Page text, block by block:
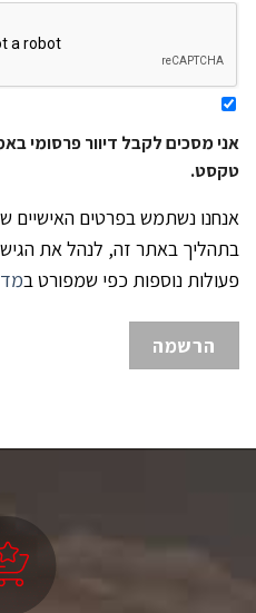
אני מסכים לקבל דיוור פרסומי
טקסט.
אנחנו נשתמש בפרטים האישיים
בתהליך באתר זה, לנהל את
פעולות נוספות כפי שמפורט ב
הרשמה